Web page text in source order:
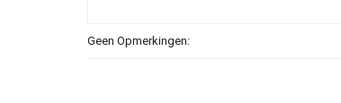
Geen Opmerkingen: